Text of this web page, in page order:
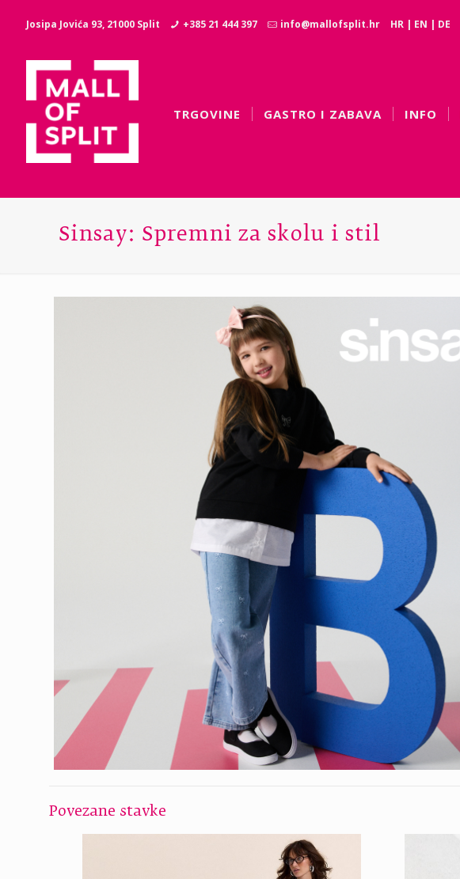
Josipa Jovića 93, 21000 Split +385 21 444 397 info@mallofsplit.hr HR | EN | DE
TRGOVINE GASTRO I ZABAVA INFO
Sinsay: Spremni za skolu i stil
Povezane stavke